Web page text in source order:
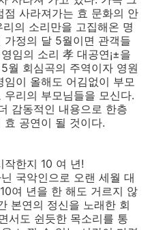
사라져가는 효 문화의 안
의 소리만을 고집해온 명
정의 달 5월이면 관객들
임의 소리 孝 대공연¡±을
월 회심곡의 주역이자 영원
이 올해도 어김없이 부모
리의 부모님들을 모신다.
감동적인 내용으로 한층
공연이 될 것이다.
작한지 10 여 년!
국악인으로 오랜 세월 대
여 년을 한 해도 거르지 않
본연의 정신을 노래한 회
서도 쉰듯한 목소리를 통